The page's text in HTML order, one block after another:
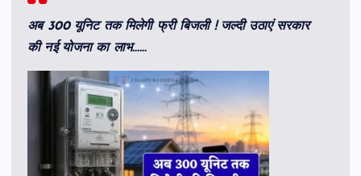
अब 300 यूनिट तक मिलेगी फ्री बिजली ! जल्दी उठाएं सरकार
की नई योजना का लाभ……